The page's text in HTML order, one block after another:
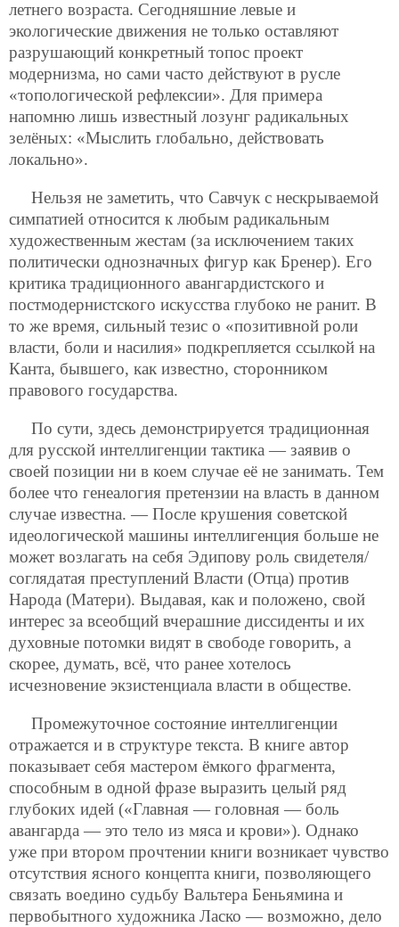
летнего возраста. Сегодняшние левые и
экологические движения не только оставляют
разрушающий конкретный топос проект
модернизма, но сами часто действуют в русле
«топологической рефлексии». Для примера
напомню лишь известный лозунг радикальных
зелёных: «Мыслить глобально, действовать
локально».
Нельзя не заметить, что Савчук с нескрываемой
симпатией относится к любым радикальным
художественным жестам (за исключением таких
политически однозначных фигур как Бренер). Его
критика традиционного авангардистского и
постмодернистского искусства глубоко не ранит. В
то же время, сильный тезис о «позитивной роли
власти, боли и насилия» подкрепляется ссылкой на
Канта, бывшего, как известно, сторонником
правового государства.
По сути, здесь демонстрируется традиционная
для русской интеллигенции тактика — заявив о
своей позиции ни в коем случае её не занимать. Тем
более что генеалогия претензии на власть в данном
случае известна. — После крушения советской
идеологической машины интеллигенция больше не
может возлагать на себя Эдипову роль свидетеля/
соглядатая преступлений Власти (Отца) против
Народа (Матери). Выдавая, как и положено, свой
интерес за всеобщий вчерашние диссиденты и их
духовные потомки видят в свободе говорить, а
скорее, думать, всё, что ранее хотелось
исчезновение экзистенциала власти в обществе.
Промежуточное состояние интеллигенции
отражается и в структуре текста. В книге автор
показывает себя мастером ёмкого фрагмента,
способным в одной фразе выразить целый ряд
глубоких идей («Главная — головная — боль
авангарда — это тело из мяса и крови»). Однако
уже при втором прочтении книги возникает чувство
отсутствия ясного концепта книги, позволяющего
связать воедино судьбу Вальтера Беньямина и
первобытного художника Ласко — возможно, дело